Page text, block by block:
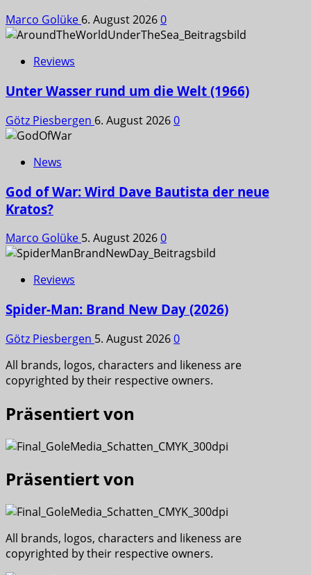
Marco Golüke 6. August 20260
Reviews
Unter Wasser rund um die Welt (1966)
Götz Piesbergen 6. August 20260
News
God of War: Wird Dave Bautista der neue
Kratos?
Marco Golüke 5. August 20260
Reviews
Spider-Man: Brand New Day (2026)
Götz Piesbergen 5. August 20260
All brands, logos, characters and likeness are
copyrighted by their respective owners.
Präsentiert von
Präsentiert von
All brands, logos, characters and likeness are
copyrighted by their respective owners.